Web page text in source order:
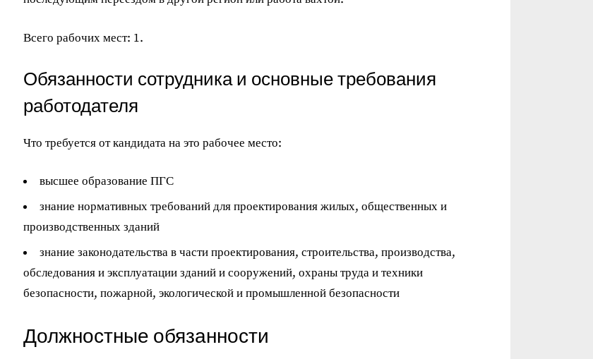
Всего рабочих мест: 1.
Обязанности сотрудника и основные требования
работодателя
Что требуется от кандидата на это рабочее место:
высшее образование ПГС
знание нормативных требований для проектирования жилых, общественных и
производственных зданий
знание законодательства в части проектирования, строительства, производства,
обследования и эксплуатации зданий и сооружений, охраны труда и техники
безопасности, пожарной, экологической и промышленной безопасности
Должностные обязанности